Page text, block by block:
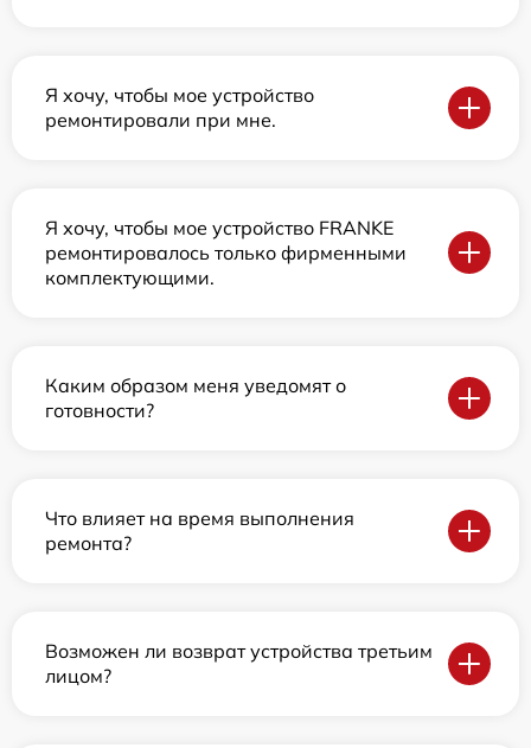
Я хочу, чтобы мое устройство
ремонтировали при мне.
Я хочу, чтобы мое устройство FRANKE
ремонтировалось только фирменными
комплектующими.
Каким образом меня уведомят о
готовности?
Что влияет на время выполнения
ремонта?
Возможен ли возврат устройства третьим
лицом?